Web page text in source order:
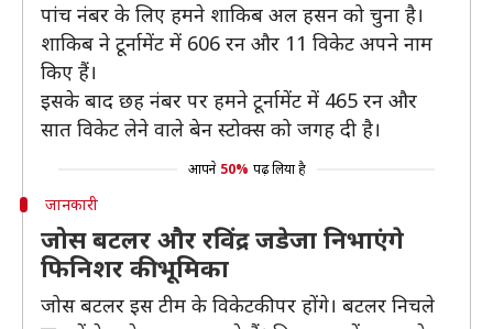
पांच नंबर के लिए हमने शाकिब अल हसन को चुना है।
शाकिब ने टूर्नामेंट में 606 रन और 11 विकेट अपने नाम
किए हैं।
इसके बाद छह नंबर पर हमने टूर्नामेंट में 465 रन और
सात विकेट लेने वाले बेन स्टोक्स को जगह दी है।
आपने 50% पढ़ लिया है
जानकारी
जोस बटलर और रविंद्र जडेजा निभाएंगे
फिनिशर की भूमिका
जोस बटलर इस टीम के विकेटकीपर होंगे। बटलर निचले